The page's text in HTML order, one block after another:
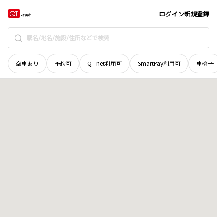
ログイン新規登録
空車あり 予約可 QT-net利用可 SmartPay利用可 車椅子
青森県